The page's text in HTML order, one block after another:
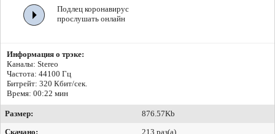
Подлец коронавирус
прослушать онлайн
Информация о трэке:
Каналы: Stereo
Частота: 44100 Гц
Битрейт: 320 Кбит/сек.
Время: 00:22 мин
Размер:
876.57Kb
Скачано:
213 раз(а)